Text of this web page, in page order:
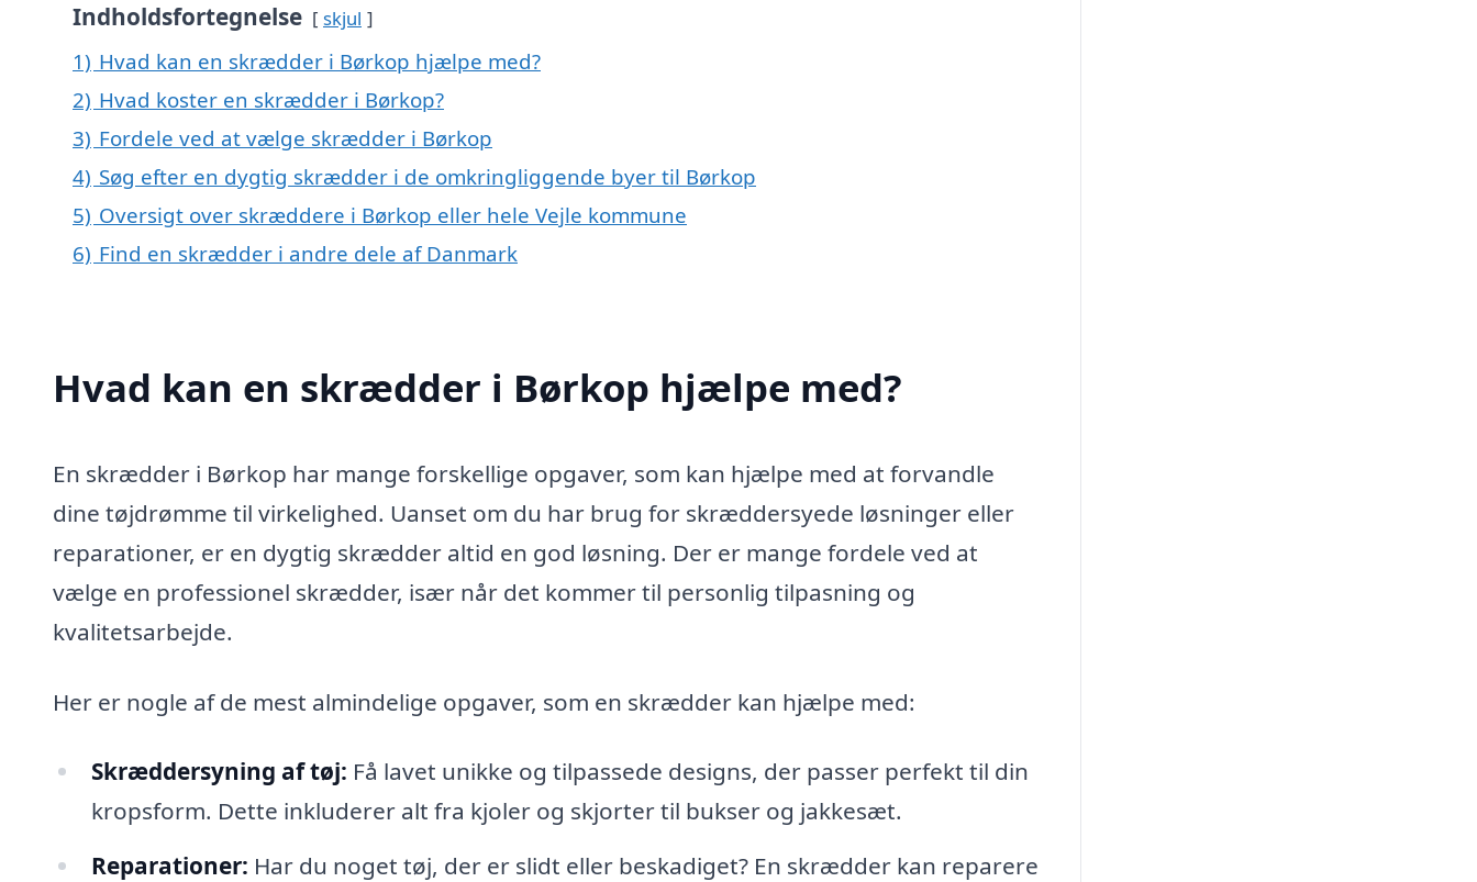
Indholdsfortegnelse skjul
1) Hvad kan en skrædder i Børkop hjælpe med?
2) Hvad koster en skrædder i Børkop?
3) Fordele ved at vælge skrædder i Børkop
4) Søg efter en dygtig skrædder i de omkringliggende byer til Børkop
5) Oversigt over skræddere i Børkop eller hele Vejle kommune
6) Find en skrædder i andre dele af Danmark
Hvad kan en skrædder i Børkop hjælpe med?
En skrædder i Børkop har mange forskellige opgaver, som kan hjælpe med at forvandle
dine tøjdrømme til virkelighed. Uanset om du har brug for skræddersyede løsninger eller
reparationer, er en dygtig skrædder altid en god løsning. Der er mange fordele ved at
vælge en professionel skrædder, især når det kommer til personlig tilpasning og
kvalitetsarbejde.
Her er nogle af de mest almindelige opgaver, som en skrædder kan hjælpe med:
Skræddersyning af tøj: Få lavet unikke og tilpassede designs, der passer perfekt til din
kropsform. Dette inkluderer alt fra kjoler og skjorter til bukser og jakkesæt.
Reparationer: Har du noget tøj, der er slidt eller beskadiget? En skrædder kan reparere